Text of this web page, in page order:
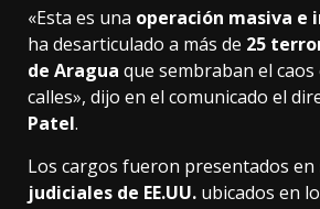
«Esta es una operación masiva e
ha desarticulado a más de 25
de Aragua que sembraban el
calles», dijo en el comunicado el
Patel.
Los cargos fueron presentados en
judiciales de EE.UU. ubicados en